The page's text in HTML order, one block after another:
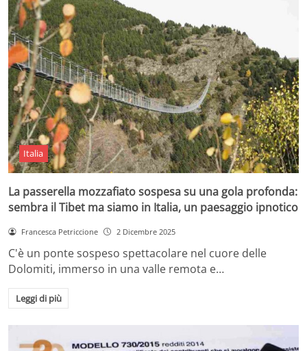
Italia
La passerella mozzafiato sospesa su una gola profonda:
sembra il Tibet ma siamo in Italia, un paesaggio ipnotico
Francesca Petriccione 2 Dicembre 2025
C'è un ponte sospeso spettacolare nel cuore delle
Dolomiti, immerso in una valle remota e…
Leggi di più